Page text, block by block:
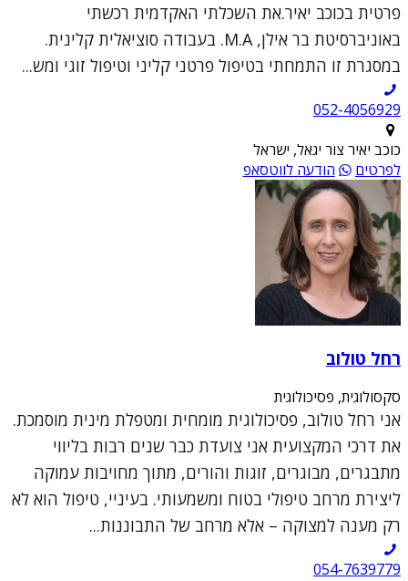
פרטית בכוכב יאיר.את השכלתי האקדמית רכשתי
באוניברסיטת בר אילן, M.A. בעבודה סוציאלית קלינית.
במסגרת זו התמחתי בטיפול פרטני קליני וטיפול זוגי ומש...
052-4056929
כוכב יאיר צור יגאל, ישראל
לפרטים
הודעה לווטסאפ
רחל טולוב
סקסולוגית, פסיכולוגית
אני רחל טולוב, פסיכולוגית מומחית ומטפלת מינית מוסמכת.
את דרכי המקצועית אני צועדת כבר שנים רבות בליווי
מתבגרים, מבוגרים, זוגות והורים, מתוך מחויבות עמוקה
ליצירת מרחב טיפולי בטוח ומשמעותי. בעיניי, טיפול הוא לא
רק מענה למצוקה – אלא מרחב של התבוננות...
054-7639779